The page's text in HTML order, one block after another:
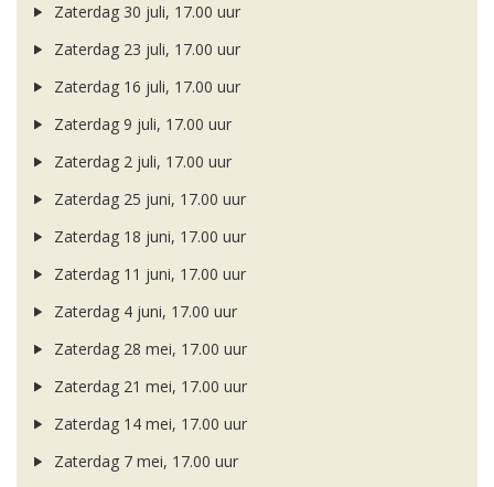
Zaterdag 30 juli, 17.00 uur
Zaterdag 23 juli, 17.00 uur
Zaterdag 16 juli, 17.00 uur
Zaterdag 9 juli, 17.00 uur
Zaterdag 2 juli, 17.00 uur
Zaterdag 25 juni, 17.00 uur
Zaterdag 18 juni, 17.00 uur
Zaterdag 11 juni, 17.00 uur
Zaterdag 4 juni, 17.00 uur
Zaterdag 28 mei, 17.00 uur
Zaterdag 21 mei, 17.00 uur
Zaterdag 14 mei, 17.00 uur
Zaterdag 7 mei, 17.00 uur